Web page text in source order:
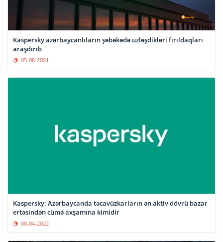
Kaspersky azərbaycanlıların şəbəkədə üzləşdikləri fırıldaqları
araşdırıb
05-08-2021
Kaspersky: Azərbaycanda təcavüzkarların ən aktiv dövrü bazar
ertəsindən cümə axşamına kimidir
08-04-2022